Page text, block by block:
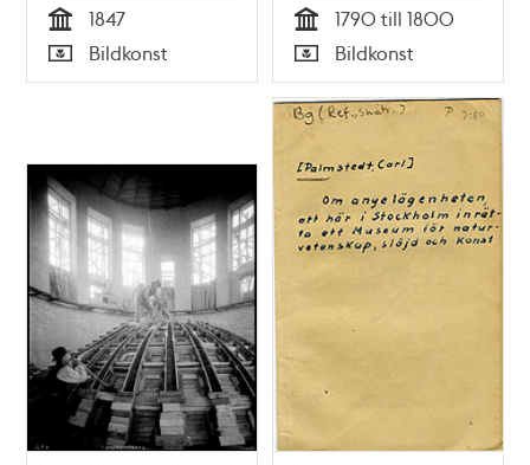
Tecknadt efter
Naturen af P. Wilh.
Cedergren 1847.
Tid
1847
Typ
Bildkonst
J.F. Martin
Tid
1790 till 1800
Typ
Bildkonst